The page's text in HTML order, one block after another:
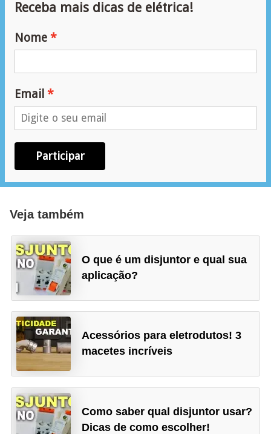
Receba mais dicas de elétrica!
Nome
Email
Participar
Veja também
O que é um disjuntor e qual sua
aplicação?
Acessórios para eletrodutos! 3
macetes incríveis
Como saber qual disjuntor usar?
Dicas de como escolher!
r
m
t
o
s
e
m
e
d
i
ç
o
P
r
o
j
e
t